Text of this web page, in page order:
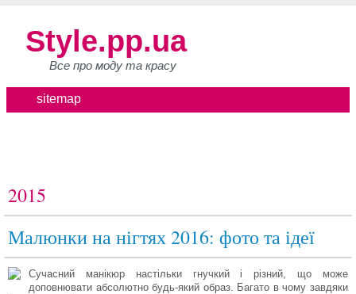
Style.pp.ua
Все про моду та красу
sitemap
2015
Малюнки на нігтях 2016: фото та ідеї
Сучасний манікюр настільки гнучкий і різний, що може
доповнювати абсолютно будь-який образ. Багато в чому завдяки